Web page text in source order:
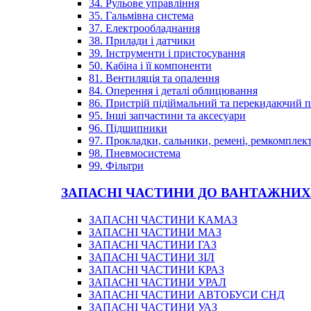
34. Рульове управління
35. Гальмівна система
37. Електрообладнання
38. Прилади і датчики
39. Інструменти і пристосування
50. Кабіна і її компоненти
81. Вентиляція та опалення
84. Оперення і деталі облицювання
86. Пристрій підіймальний та перекидаючий
95. Інші запчастини та аксесуари
96. Підшипники
97. Прокладки, сальники, ремені,
98. Пневмосистема
99. Фільтри
ЗАПАСНІ ЧАСТИНИ ДО
ЗАПАСНІ ЧАСТИНИ КАМАЗ
ЗАПАСНІ ЧАСТИНИ МАЗ
ЗАПАСНІ ЧАСТИНИ ГАЗ
ЗАПАСНІ ЧАСТИНИ ЗІЛ
ЗАПАСНІ ЧАСТИНИ КРАЗ
ЗАПАСНІ ЧАСТИНИ УРАЛ
ЗАПАСНІ ЧАСТИНИ АВТОБУСИ СНД
ЗАПАСНІ ЧАСТИНИ УАЗ